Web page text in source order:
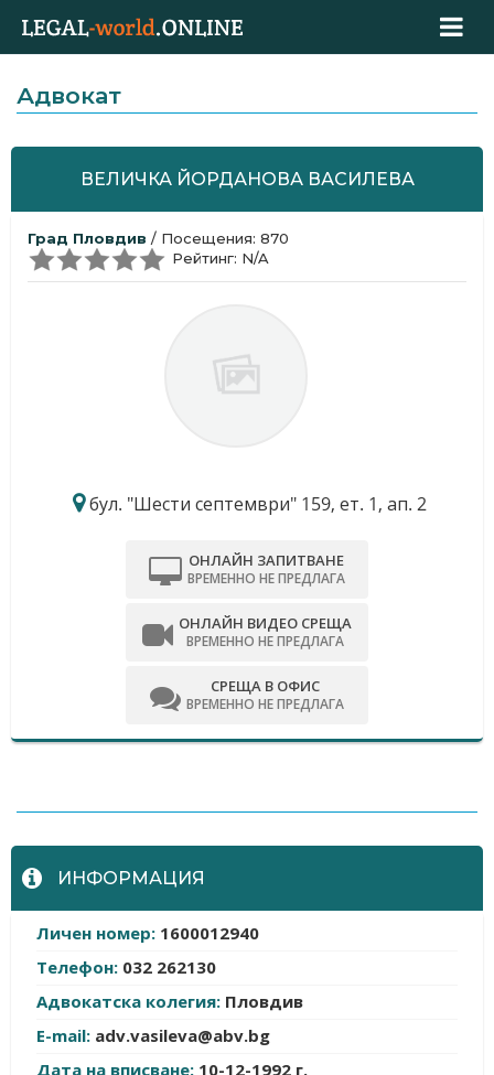
Адвокат
ВЕЛИЧКА ЙОРДАНОВА ВАСИЛЕВА
Град Пловдив / Посещения: 870
Рейтинг: N/A
бул. "Шести септември" 159, ет. 1, ап. 2
ОНЛАЙН ЗАПИТВАНЕ
ВРЕМЕННО НЕ ПРЕДЛАГА
ОНЛАЙН ВИДЕО СРЕЩА
ВРЕМЕННО НЕ ПРЕДЛАГА
СРЕЩА В ОФИС
ВРЕМЕННО НЕ ПРЕДЛАГА
ИНФОРМАЦИЯ
Личен номер: 1600012940
Телефон: 032 262130
Адвокатска колегия: Пловдив
E-mail: adv.vasileva@abv.bg
Дата на вписване: 10-12-1992 г.